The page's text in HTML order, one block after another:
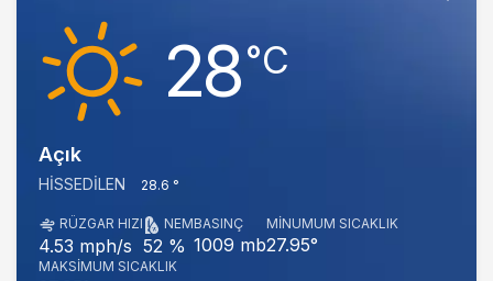
28‎°C
Açık
HISSEDILEN 28.6 °
RÜZGAR HIZI
4.53 mph/s
NEM
52 %
BASINÇ
1009 mb
MINUMUM SICAKLIK
27.95°
MAKSIMUM SICAKLIK